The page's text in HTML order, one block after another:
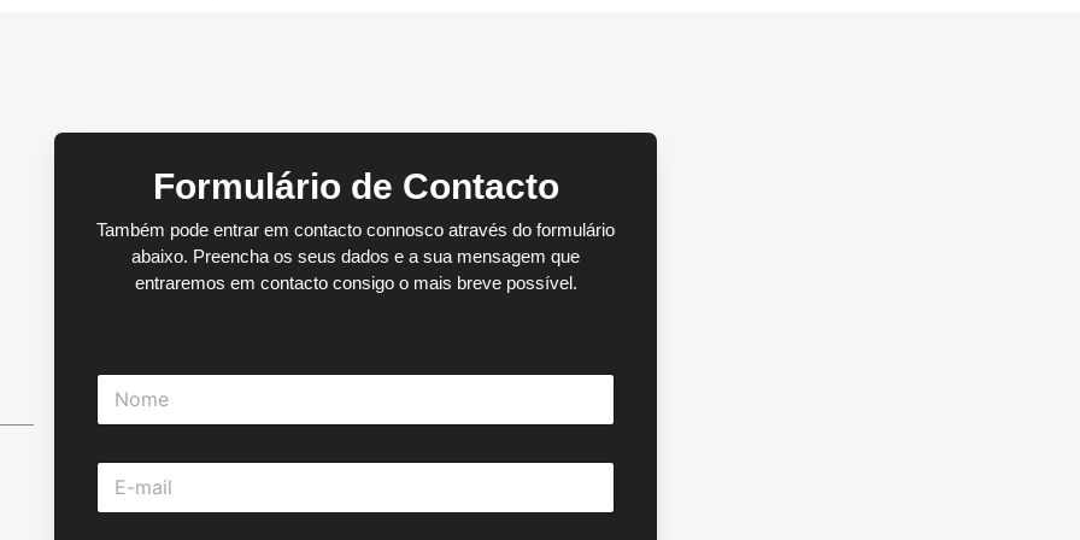
Formulário de Contacto
Também pode entrar em contacto connosco através do formulário
abaixo. Preencha os seus dados e a sua mensagem que
entraremos em contacto consigo o mais breve possível.
N
m
E
m